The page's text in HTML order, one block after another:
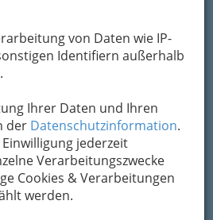
von Daten wie IP-
Identifiern außerhalb
Ihrer Daten und Ihren
der Datenschutzinformation.
jederzeit
Verarbeitungszwecke
Cookies & Verarbeitungen
werden.
Anschnitt der
das Brautpaar.
wird von der obersten
Mindestens einen
sollte die Bestellung der